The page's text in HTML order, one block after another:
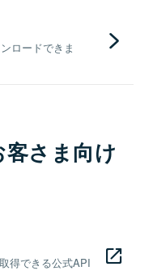
ロードできま
さま向け
得できる公式API